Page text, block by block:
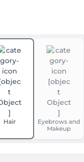
Hair
Eyebrows and
Makeup